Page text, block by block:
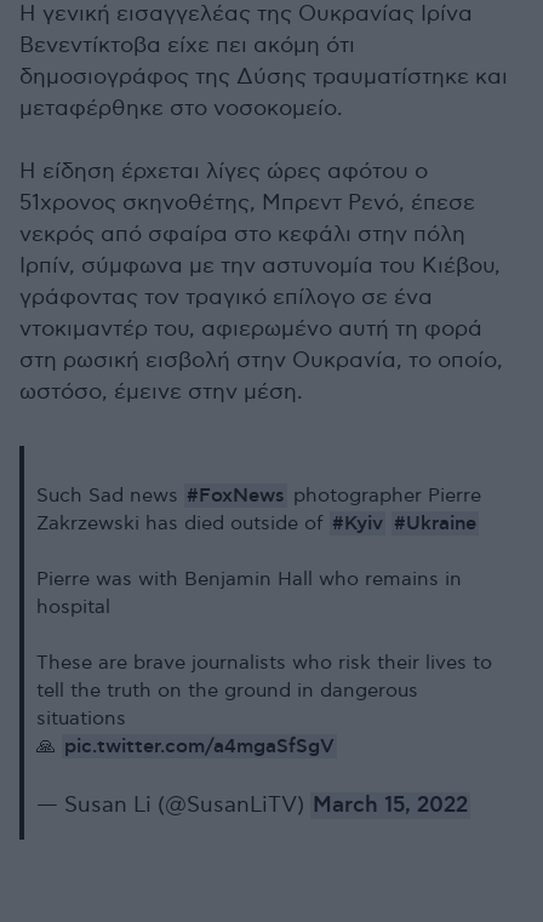
Η γενική εισαγγελέας της Ουκρανίας Ιρίνα
Βενεντίκτοβα είχε πει ακόμη ότι
δημοσιογράφος της Δύσης τραυματίστηκε και
μεταφέρθηκε στο νοσοκομείο.
Η είδηση έρχεται λίγες ώρες αφότου ο
51χρονος σκηνοθέτης, Μπρεντ Ρενό, έπεσε
νεκρός από σφαίρα στο κεφάλι στην πόλη
Ιρπίν, σύμφωνα με την αστυνομία του Κιέβου,
γράφοντας τον τραγικό επίλογο σε ένα
ντοκιμαντέρ του, αφιερωμένο αυτή τη φορά
στη ρωσική εισβολή στην Ουκρανία, το οποίο,
ωστόσο, έμεινε στην μέση.
Such Sad news #FoxNews photographer Pierre
Zakrzewski has died outside of #Kyiv #Ukraine
Pierre was with Benjamin Hall who remains in
hospital
These are brave journalists who risk their lives to
tell the truth on the ground in dangerous
situations
🙏 pic.twitter.com/a4mgaSfSgV
— Susan Li (@SusanLiTV) March 15, 2022